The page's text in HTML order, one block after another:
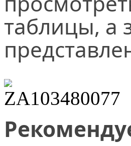
таблицы, а